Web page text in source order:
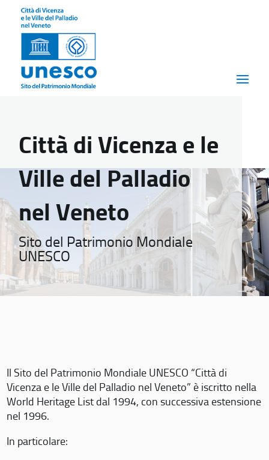
Città di Vicenza e le
Ville del Palladio
nel Veneto
Sito del Patrimonio Mondiale
UNESCO
Il Sito del Patrimonio Mondiale UNESCO “Città di
Vicenza e le Ville del Palladio nel Veneto” è iscritto nella
World Heritage List dal 1994, con successiva estensione
nel 1996.
In particolare: